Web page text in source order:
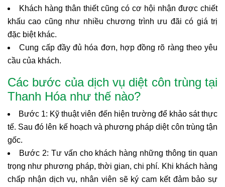
Khách hàng thân thiết cũng có cơ hội nhận được chiết
khấu cao cũng như nhiều chương trình ưu đãi có giá trị
đặc biệt khác.
Cung cấp đầy đủ hóa đơn, hợp đồng rõ ràng theo yêu
cầu của khách.
Các bước của dịch vụ diệt côn trùng tại
Thanh Hóa như thế nào?
Bước 1: Kỹ thuật viên đến hiện trường để khảo sát thực
tế. Sau đó lên kế hoạch và phương pháp diệt côn trùng tận
gốc.
Bước 2: Tư vấn cho khách hàng những thông tin quan
trọng như phương pháp, thời gian, chi phí. Khi khách hàng
chấp nhận dịch vụ, nhân viên sẽ ký cam kết đảm bảo sự